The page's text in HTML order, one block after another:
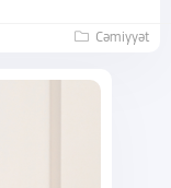
Cəmiyyət